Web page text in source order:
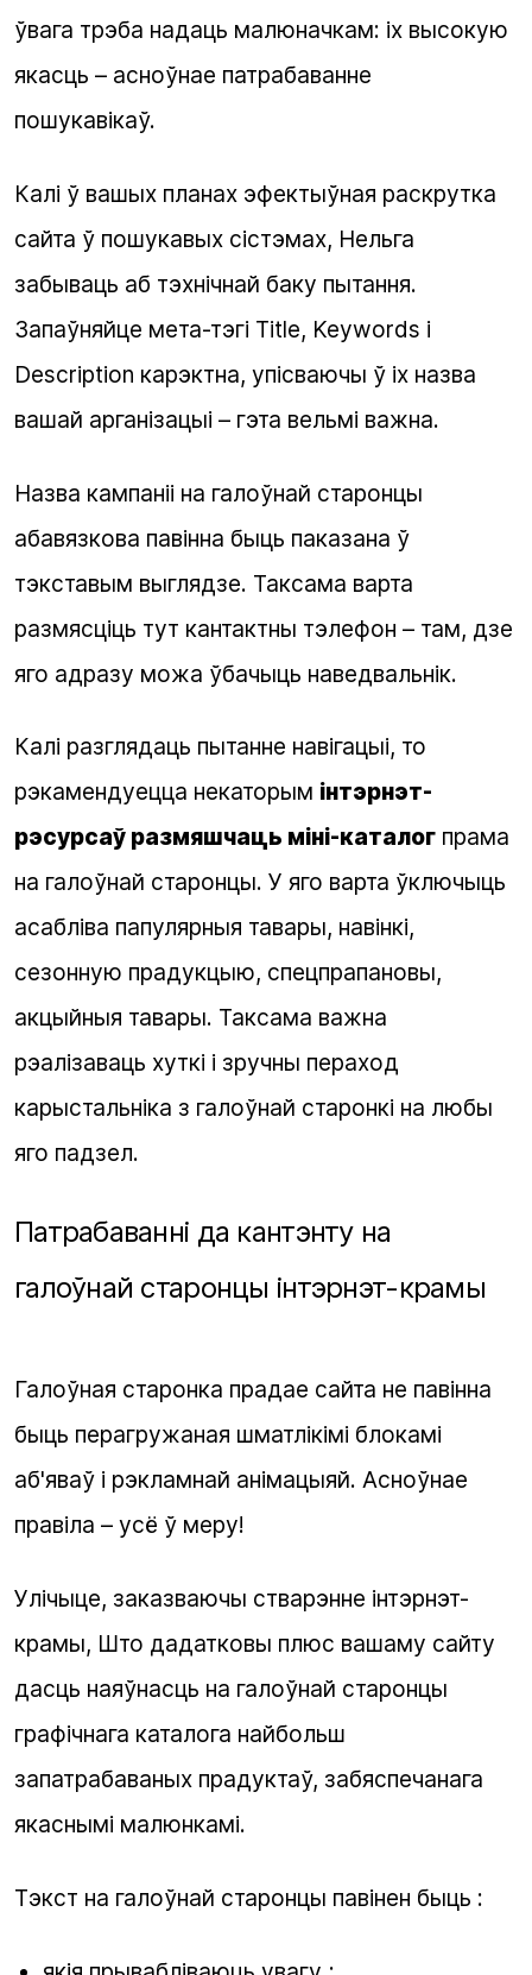
ўвага трэба надаць малюначкам: іх высокую
якасць – асноўнае патрабаванне
пошукавікаў.
Калі ў вашых планах эфектыўная раскрутка
сайта ў пошукавых сістэмах, Нельга
забываць аб тэхнічнай баку пытання.
Запаўняйце мета-тэгі Title, Keywords і
Description карэктна, упісваючы ў іх назва
вашай арганізацыі – гэта вельмі важна.
Назва кампаніі на галоўнай старонцы
абавязкова павінна быць паказана ў
тэкставым выглядзе. Таксама варта
размясціць тут кантактны тэлефон – там, дзе
яго адразу можа ўбачыць наведвальнік.
Калі разглядаць пытанне навігацыі, то
рэкамендуецца некаторым інтэрнэт-
рэсурсаў размяшчаць міні-каталогпрама
на галоўнай старонцы. У яго варта ўключыць
асабліва папулярныя тавары, навінкі,
сезонную прадукцыю, спецпрапановы,
акцыйныя тавары. Таксама важна
рэалізаваць хуткі і зручны пераход
карыстальніка з галоўнай старонкі на любы
яго падзел.
Патрабаванні да кантэнту на
галоўнай старонцы інтэрнэт-крамы
Галоўная старонка прадае сайта не павінна
быць перагружаная шматлікімі блокамі
аб'яваў і рэкламнай анімацыяй. Асноўнае
правіла – усё ў меру!
Улічыце, заказваючы стварэнне інтэрнэт-
крамы, Што дадатковы плюс вашаму сайту
дасць наяўнасць на галоўнай старонцы
графічнага каталога найбольш
запатрабаваных прадуктаў, забяспечанага
якаснымі малюнкамі.
Тэкст на галоўнай старонцы павінен быць :